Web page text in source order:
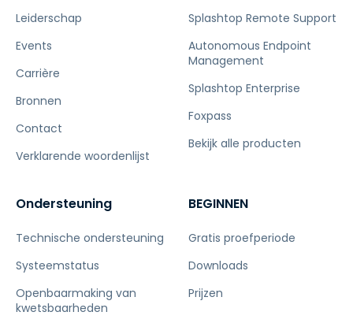
Leiderschap
Events
Carrière
Bronnen
Contact
Verklarende woordenlijst
Splashtop Remote Support
Autonomous Endpoint
Management
Splashtop Enterprise
Foxpass
Bekijk alle producten
Ondersteuning
Technische ondersteuning
Systeemstatus
Openbaarmaking van
kwetsbaarheden
BEGINNEN
Gratis proefperiode
Downloads
Prijzen